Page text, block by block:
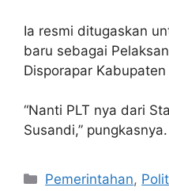
Ia resmi ditugaskan
baru sebagai
Disporapar
“Nanti PLT nya dari
Susandi,”
Kategori
Pemerintahan,